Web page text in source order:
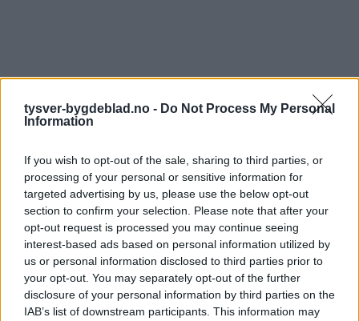
tysver-bygdeblad.no - Do Not Process My Personal
Information
If you wish to opt-out of the sale, sharing to third parties, or
processing of your personal or sensitive information for
targeted advertising by us, please use the below opt-out
section to confirm your selection. Please note that after your
opt-out request is processed you may continue seeing
interest-based ads based on personal information utilized by
us or personal information disclosed to third parties prior to
your opt-out. You may separately opt-out of the further
disclosure of your personal information by third parties on the
IAB’s list of downstream participants. This information may